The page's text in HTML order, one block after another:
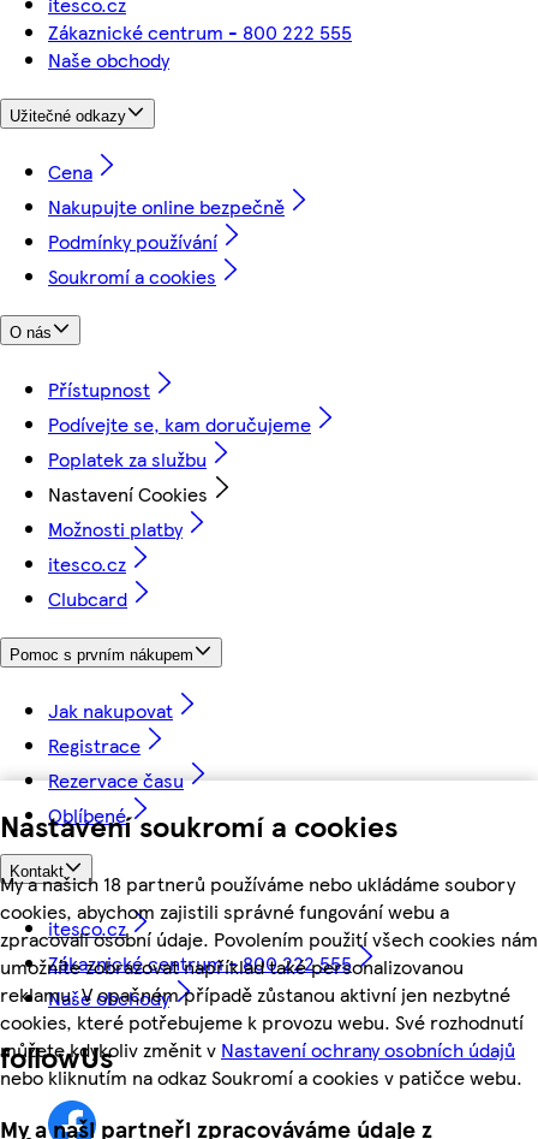
Nastavení soukromí a cookies
My a našich 18 partnerů používáme nebo ukládáme soubory
cookies, abychom zajistili správné fungování webu a
zpracovali osobní údaje. Povolením použití všech cookies nám
umožníte zobrazovat například také personalizovanou
reklamu. V opačném případě zůstanou aktivní jen nezbytné
cookies, které potřebujeme k provozu webu. Své rozhodnutí
můžete kdykoliv změnit v Nastavení ochrany osobních údajů
nebo kliknutím na odkaz Soukromí a cookies v patičce webu.
My a naši partneři zpracováváme údaje z
Zákaznické centrum - 800 222 555
Naše obchody
Užitečné odkazy
Cena
Nakupujte online bezpečně
Podmínky používání
Soukromí a cookies
O nás
Přístupnost
Podívejte se, kam doručujeme
Poplatek za službu
Nastavení Cookies
Možnosti platby
itesco.cz
Clubcard
Pomoc s prvním nákupem
Jak nakupovat
Registrace
Rezervace času
Oblíbené
Kontakt
itesco.cz
Zákaznické centrum - 800 222 555
Naše obchody
followUs